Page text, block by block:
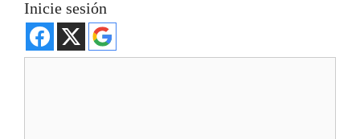
Inicie sesión